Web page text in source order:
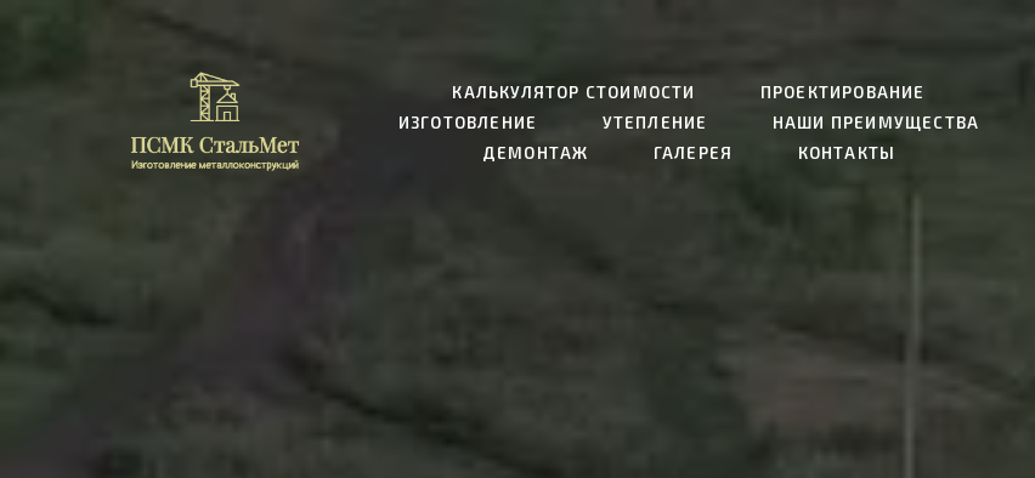
КАЛЬКУЛЯТОР СТОИМОСТИ
ПРОЕКТИРОВАНИЕ
ИЗГОТОВЛЕНИЕ
УТЕПЛЕНИЕ
НАШИ ПРЕИМУЩЕСТВА
ДЕМОНТАЖ
ГАЛЕРЕЯ КОНТАКТЫ